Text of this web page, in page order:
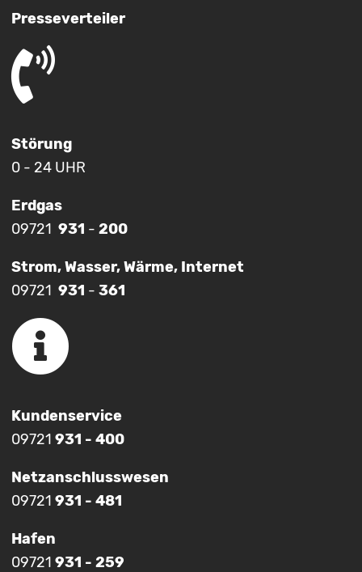
Presseverteiler
Störung
0 - 24 UHR
Erdgas
09721 931 - 200
Strom, Wasser, Wärme, Internet
09721 931 - 361
Kundenservice
09721 931 - 400
Netzanschlusswesen
09721 931 - 481
Hafen
09721 931 - 259